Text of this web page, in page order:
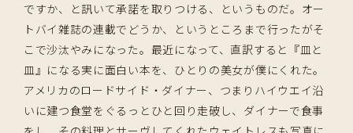
ですか、と訊いて承諾を取りつける、というものだ。オー
トバイ雑誌の連載でどうか、というところまで行ったがそ
こで沙汰やみになった。最近になって、直訳すると『皿と
皿』になる実に面白い本を、ひとりの美女が僕にくれた。
アメリカのロードサイド・ダイナー、つまりハイウエイ沿
いに建つ食堂をぐるっとひと回り走破し、ダイナーで食事